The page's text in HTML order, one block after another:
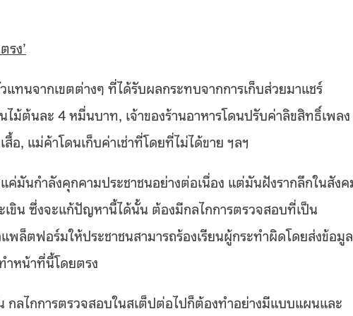
ง’
ทนจากเขตต่างๆ ที่ได้รับผลกระทบจากการเก็บส่วยมาแชร์
ม้ต้นละ 4 หมื่นบาท, เจ้าของร้านอาหารโดนปรับค่าลิขสิทธิ์เพลง
อ, แม่ค้าโดนเก็บค่าเช่าที่โดยที่ไม่ได้ขาย ฯลฯ
ค่มันกำลังคุกคามประชาชนอย่างต่อเนื่อง แต่มันฝังรากลึกในสัง
เขิน ซึ่งจะแก้ปัญหานี้ได้นั้น ต้องมีกลไกการตรวจสอบที่เป็น
พล็ตฟอร์มให้ประชาชนสามารถร้องเรียนผู้กระทำผิดโดยส่งข้อมู
หน้าที่นี้โดยตรง
กลไกการตรวจสอบในสเต็ปต่อไปก็ต้องทำอย่างมีแบบแผนและ